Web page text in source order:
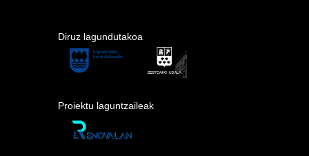
Diruz lagundutakoa
Proiektu laguntzaileak